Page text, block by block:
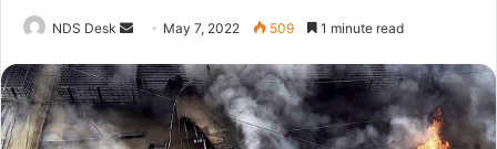
NDS Desk
n
d
a
May 7, 2022 509 1 minute read